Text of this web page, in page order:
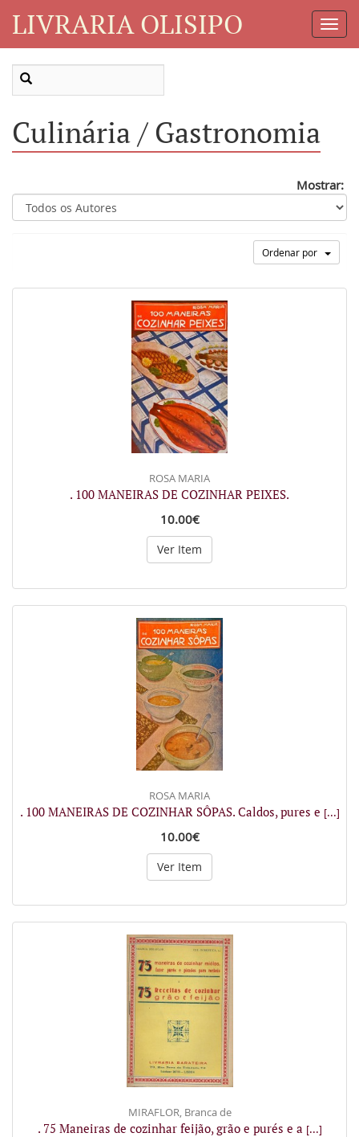
LIVRARIA OLISIPO
Culinária / Gastronomia
Mostrar:
Ordenar por
ROSA MARIA
. 100 MANEIRAS DE COZINHAR PEIXES.
10.00€
Ver Item
ROSA MARIA
. 100 MANEIRAS DE COZINHAR SÔPAS. Caldos, pures e [...]
10.00€
Ver Item
MIRAFLOR, Branca de
. 75 Maneiras de cozinhar feijão, grão e purés e a [...]